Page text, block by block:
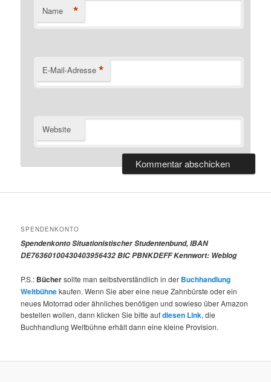
Name *
E-Mail-Adresse *
Website
SPENDENKONTO
Spendenkonto Situationistischer Studentenbund, IBAN
DE76360100430403956432 BIC PBNKDEFF Kennwort: Weblog
P.S.: Büchersollte man selbstverständlich in der Buchhandlung
Weltbühnekaufen. Wenn Sie aber eine neue Zahnbürste oder ein
neues Motorrad oder ähnliches benötigen und sowieso über Amazon
bestellen wollen, dann klicken Sie bitte aufdiesen Link, die
Buchhandlung Weltbühne erhält dann eine kleine Provision.